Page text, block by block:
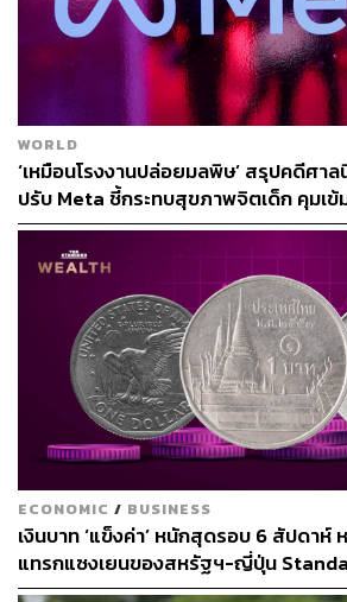
ด้านสถานการณ์สินค้าอุปโภคบริโภคใน
ภาวะขาดแคลนมากนัก แม้ก่อนหน้านี้จ
กับวัตถุดิบในการผลิตบรรจุภัณฑ์ เช่น เ
จิง ซองบรรจุบะหมี่กึ่งสำเร็จรูป แต่ผู้ปร
ปรับตัว ทั้งยังมีการบริหารสต๊อกสินค้าไ
เดือน จึงยังสามารถพยุงราคาต่อไปได้
ในขณะเดียวกัน หากสถานการณ์คลี่คลา
ไว้ในราคาสูงอาจต้องเผชิญกับภาระต้น
อย่างไรก็ตาม การปรับลดต้นทุนจะไม่เ
จะต้องใช้เวลาอีกประมาณ 3-6 เดือน จึง
ส่วนการปรับขึ้นราคาสินค้านั้น ผู้ประกอ
การอย่างต่อเนื่อง โดยเฉพาะกลุ่มผู้ส่งอ
อย่างชัดเจน แม้จะขอปรับขึ้นราคาประม
ปฏิบัติต้องยอมรับว่าธุรกิจ ผู้ประกอบการ ‘
สามารถปรับขึ้นได้จริงเพียง 2-3% เท่านั้
ฐานลูกค้าไว้
WORLD
‘เหมือนโรงงานปล่อยมลพิษ’ สรุปคดีศาล
ปรับ Meta ชี้กระทบสุขภาพจิตเด็ก คุมเ
ECONOMIC / BUSINESS
เงินบาท ‘แข็งค่า’ หนักสุดรอบ 6 สัปดาห์
แทรกแซงเยนของสหรัฐฯ-ญี่ปุ่น
เปิดเป้าสิ้นปีนี้จ่อแข็งต่อแตะ 32.50 บาท